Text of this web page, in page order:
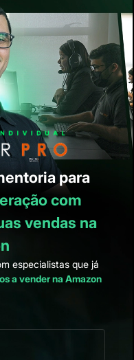
para
com
vendas na
especialistas que já
a vender na Amazon